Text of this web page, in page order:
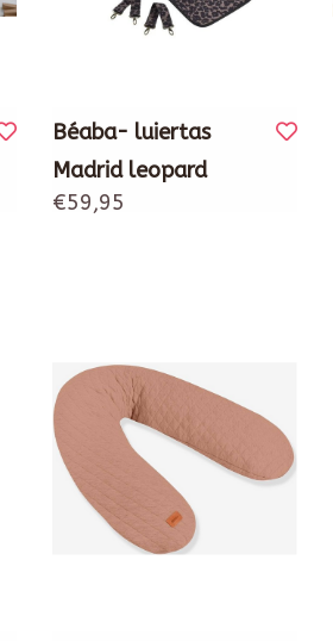
Béaba- luiertas
Madrid leopard
€59,95